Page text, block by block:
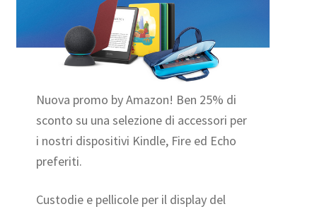
Nuova promo by Amazon! Ben 25% di
sconto su una selezione di accessori per
i nostri dispositivi Kindle, Fire ed Echo
preferiti.
Custodie e pellicole per il display del